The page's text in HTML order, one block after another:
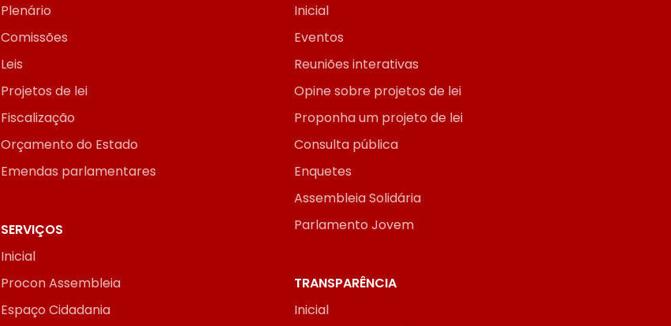
Plenário
Comissões
Leis
Projetos de lei
Fiscalização
Orçamento do Estado
Emendas parlamentares
Inicial
Eventos
Reuniões interativas
Opine sobre projetos de lei
Proponha um projeto de lei
Consulta pública
Enquetes
Assembleia Solidária
Parlamento Jovem
SERVIÇOS
Inicial
Procon Assembleia
Espaço Cidadania
TRANSPARÊNCIA
Inicial